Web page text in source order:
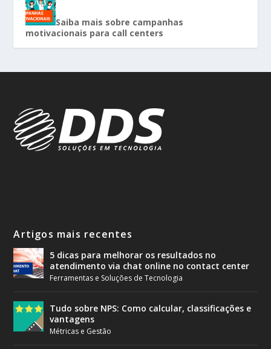
Saiba mais sobre campanhas
motivacionais para call centers
Artigos mais recentes
5 dicas para melhorar os resultados no
atendimento via chat online no contact center
Ferramentas e Soluções de Tecnologia
Tudo sobre NPS: Como calcular, classificações e
vantagens
Métricas e Gestão